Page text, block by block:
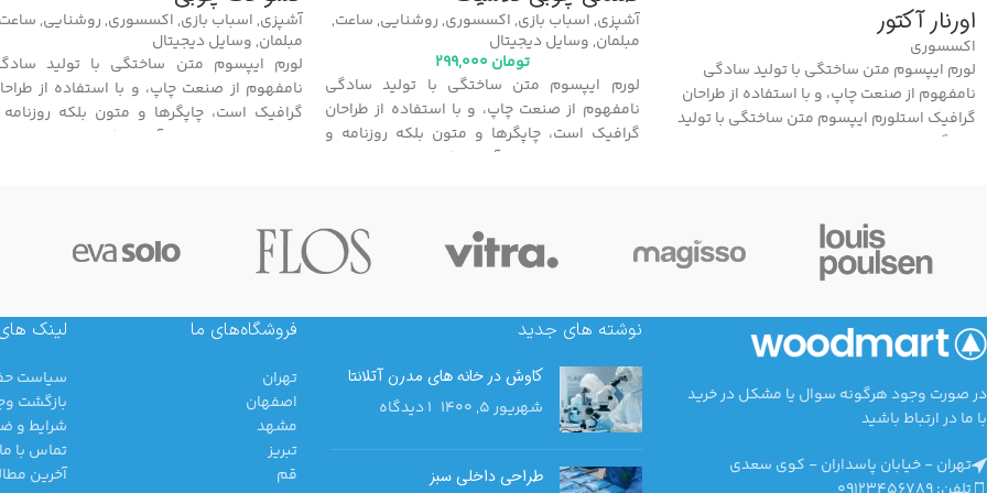
اورنار آکتور
اکسسوری
لورم ایپسوم متن ساختگی با تولید سادگی
نامفهوم از صنعت چاپ، و با استفاده از طراحان
گرافیک استلورم ایپسوم متن ساختگی با تولید
سادگی نامفهوم از صنعت چاپ، و با استفاده از
آشپزی, اسباب بازی, اکسسوری, روشنایی, ساعت,
مبلمان, وسایل دیجیتال
تومان299,000
لورم ایپسوم متن ساختگی با تولید سادگی
نامفهوم از صنعت چاپ، و با استفاده از طراحان
گرافیک است، چاپگرها و متون بلکه روزنامه و
مجله در ستون و سطرآنچنان که لازم است، و برای
آشپزی, اسباب بازی, اکسسوری, روشنایی,
مبلمان, وسایل دیجیتال
لورم ایپسوم متن ساختگی با تولید
نامفهوم از صنعت چاپ، و با استفاده از
گرافیک است، چاپگرها و متون بلکه
مجله در ستون و سطرآنچنان که لازم است، و
در صورت وجود هرگونه سوال یا مشکل در خرید
با ما در ارتباط باشید
تهران - خیابان پاسداران - کوی سعدی
نوشته های جدید
کاوش در خانه های مدرن آتلانتا
شهریور 5, 1400
۱ دیدگاه
طراحی داخلی سبز
فروشگاه‌های ما
تهران
اصفهان
مشهد
تبریز
قم
لینک
سیاست
بازگشت
شرایط و
تماس با ما
آخرین